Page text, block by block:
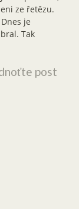
ze řetězu.
je
Tak
post